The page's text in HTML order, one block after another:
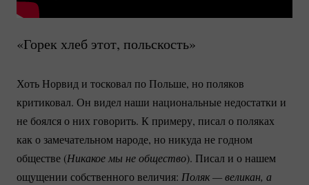
«Горек хлеб этот, польскость»
Хоть Норвид и тосковал по Польше, но поляков
критиковал. Он видел наши национальные недостатки и
не боялся о них говорить. К примеру, писал о поляках
как о замечательном народе, но никуда не годном
обществе (Никакое мы не общество). Писал и о нашем
ощущении собственного величия: Поляк — великан, а